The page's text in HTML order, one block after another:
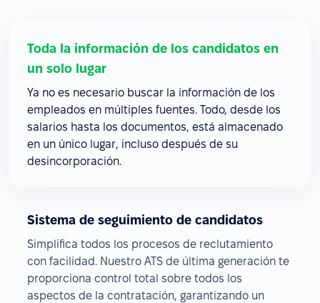
Toda la información de los candidatos en
un solo lugar
Ya no es necesario buscar la información de los
empleados en múltiples fuentes. Todo, desde los
salarios hasta los documentos, está almacenado
en un único lugar, incluso después de su
desincorporación.
Sistema de seguimiento de candidatos
Simplifica todos los procesos de reclutamiento
con facilidad. Nuestro ATS de última generación te
proporciona control total sobre todos los
aspectos de la contratación, garantizando un